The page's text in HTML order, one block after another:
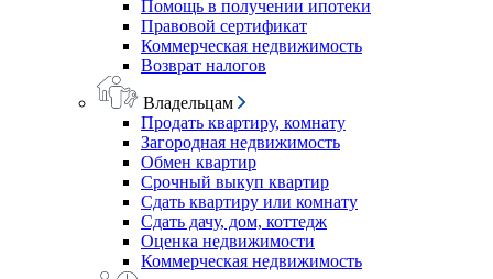
Помощь в получении ипотеки
Правовой сертификат
Коммерческая недвижимость
Возврат налогов
Владельцам
Продать квартиру, комнату
Загородная недвижимость
Обмен квартир
Срочный выкуп квартир
Сдать квартиру или комнату
Сдать дачу, дом, коттедж
Оценка недвижимости
Коммерческая недвижимость